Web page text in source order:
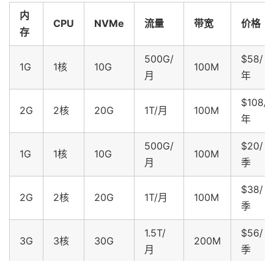
内
存
CPU NVMe 流量 带宽 价格
1G 1核 10G
500G/
月
100M
$58/
年
2G 2核 20G 1T/月 100M
$108/
年
1G 1核 10G
500G/
月
100M
$20/
季
2G 2核 20G 1T/月 100M
$38/
季
3G 3核 30G
1.5T/
月
200M
$56/
季